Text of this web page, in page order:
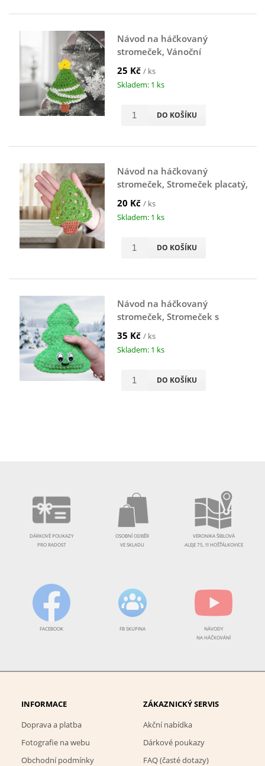
Návod na háčkovaný
stromeček, Vánoční
25 Kč / ks
Skladem: 1 ks
DO KOŠÍKU
Návod na háčkovaný
stromeček, Stromeček placatý,
20 Kč / ks
Skladem: 1 ks
DO KOŠÍKU
Návod na háčkovaný
stromeček, Stromeček s
35 Kč / ks
Skladem: 1 ks
DO KOŠÍKU
DÁRKOVÉ POUKAZY
PRO RADOST
OSOBNÍ ODBĚR
VE SKLADU
VERONIKA ŠIBLOVÁ
ALEJE 75, !!! HOŠŤÁLKOVICE
FACEBOOK FB SKUPINA
NÁVODY
NA HÁČKOVÁNÍ
INFORMACE
Doprava a platba
Fotografie na webu
Obchodní podmínky
ZÁKAZNICKÝ SERVIS
Akční nabídka
Dárkové poukazy
FAQ (časté dotazy)